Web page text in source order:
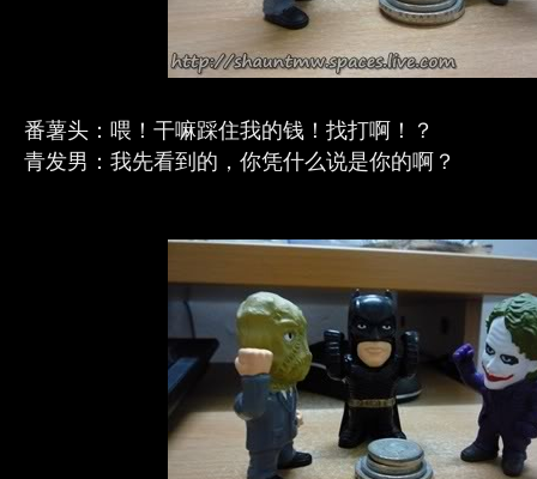
番薯头：喂！干嘛踩住我的钱！找打啊！？
青发男：我先看到的，你凭什么说是你的啊？